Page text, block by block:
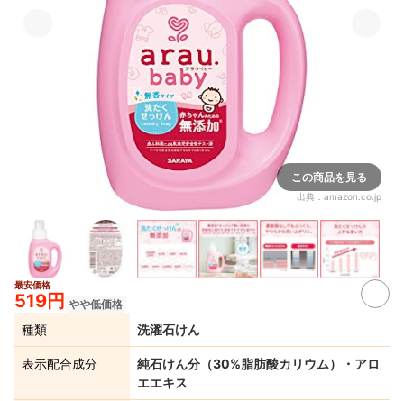
この商品を見る
出典： amazon.co.jp
最安価格
519円 やや低価格
種類 洗濯石けん
表示配合成分
純石けん分（30%脂肪酸カリウム）・アロ
エエキス